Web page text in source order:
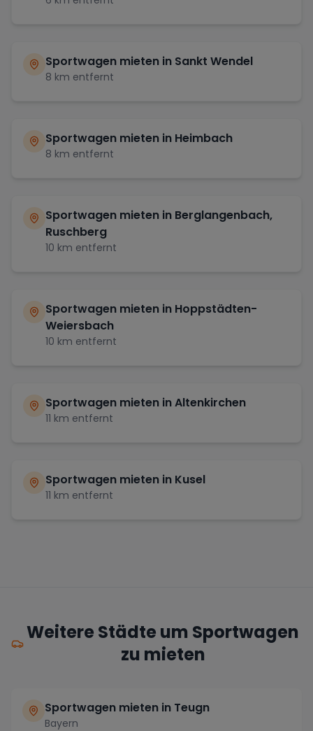
Sportwagen mieten in Sankt Wendel
8 km entfernt
Sportwagen mieten in Heimbach
8 km entfernt
Sportwagen mieten in Berglangenbach,
Ruschberg
10 km entfernt
Sportwagen mieten in Hoppstädten-
Weiersbach
10 km entfernt
Sportwagen mieten inAltenkirchen
11 km entfernt
Sportwagen mieten in Kusel
11 km entfernt
Weitere Städte um Sportwagen
zu mieten
Sportwagen mieten in Teugn
Bayern